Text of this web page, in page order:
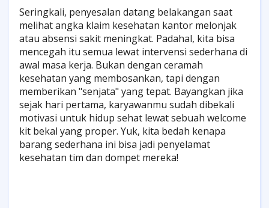
Seringkali, penyesalan datang belakangan saat
melihat angka klaim kesehatan kantor melonjak
atau absensi sakit meningkat. Padahal, kita bisa
mencegah itu semua lewat intervensi sederhana di
awal masa kerja. Bukan dengan ceramah
kesehatan yang membosankan, tapi dengan
memberikan "senjata" yang tepat. Bayangkan jika
sejak hari pertama, karyawanmu sudah dibekali
motivasi untuk hidup sehat lewat sebuah welcome
kit bekal yang proper. Yuk, kita bedah kenapa
barang sederhana ini bisa jadi penyelamat
kesehatan tim dan dompet mereka!